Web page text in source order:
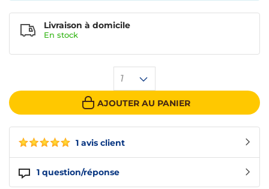
1 avis client
1 question/réponse
1
AJOUTER AU PANIER
Livraison à domicile
En stock